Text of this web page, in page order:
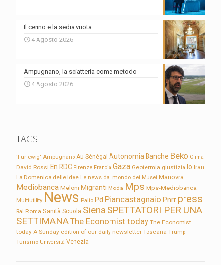
Il cerino e la sedia vuota
4 Agosto 2026
Ampugnano, la sciatteria come metodo
4 Agosto 2026
TAGS
'Für ewig' Ampugnano Au Sénégal Autonomia Banche Beko Clima
David Rossi En RDC Firenze Francia Gaza Geotermia giustizia Io Iran
La Domenica delle Idee Le news dal mondo dei Musei Manovra
Mediobanca Meloni Migranti Moda Mps Mps-Mediobanca
Multiutility News Palio Pd Piancastagnaio Pnrr press
Rai Roma Sanità Scuola Siena SPETTATORI PER UNA
SETTIMANAThe Economist today The Economist
today A Sunday edition of our daily newsletter Toscana Trump
Turismo Università Venezia